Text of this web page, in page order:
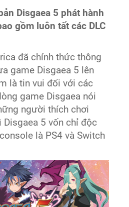
Disgaea 5 phát hành
gồm luôn tất các DLC
đã chính thức thông
game Disgaea 5 lên
là tin vui đối với các
game Disgaea nói
người thích chơi
Disgaea 5 vốn chỉ độc
là PS4 và Switch